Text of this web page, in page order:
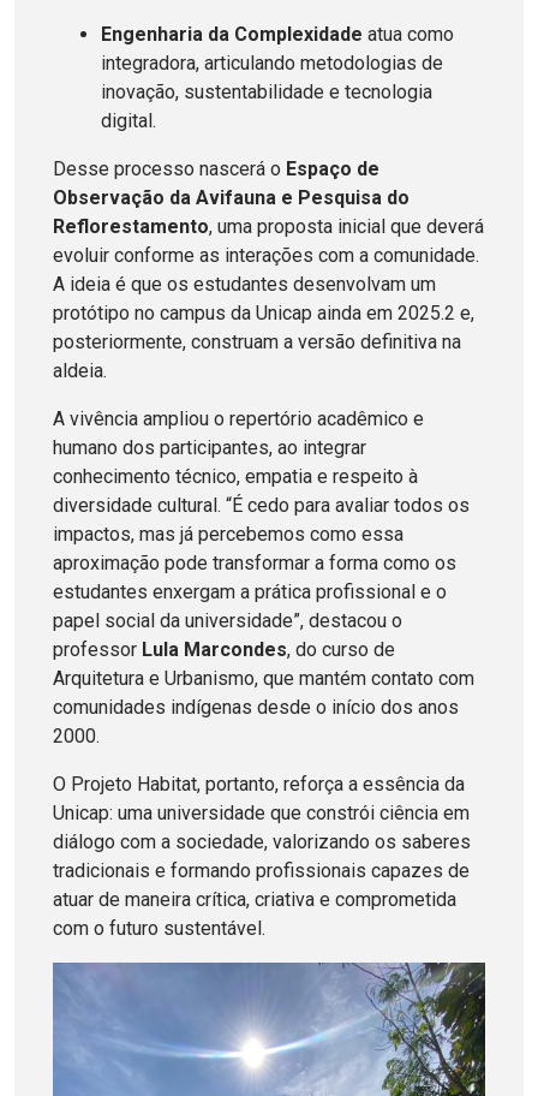
Engenharia da Complexidade atua como
integradora, articulando metodologias de
inovação, sustentabilidade e tecnologia
digital.
Desse processo nascerá o Espaço de
Observação da Avifauna e Pesquisa do
Reflorestamento, uma proposta inicial que deverá
evoluir conforme as interações com a comunidade.
A ideia é que os estudantes desenvolvam um
protótipo no campus da Unicap ainda em 2025.2 e,
posteriormente, construam a versão definitiva na
aldeia.
A vivência ampliou o repertório acadêmico e
humano dos participantes, ao integrar
conhecimento técnico, empatia e respeito à
diversidade cultural. “É cedo para avaliar todos os
impactos, mas já percebemos como essa
aproximação pode transformar a forma como os
estudantes enxergam a prática profissional e o
papel social da universidade”, destacou o
professor Lula Marcondes, do curso de
Arquitetura e Urbanismo, que mantém contato com
comunidades indígenas desde o início dos anos
2000.
O Projeto Habitat, portanto, reforça a essência da
Unicap: uma universidade que constrói ciência em
diálogo com a sociedade, valorizando os saberes
tradicionais e formando profissionais capazes de
atuar de maneira crítica, criativa e comprometida
com o futuro sustentável.